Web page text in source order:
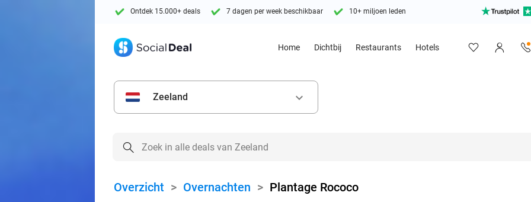
Ontdek 15.000+ deals 7 dagen per week beschikbaar 10+ miljoen leden
Home Dichtbij Restaurants Hotels
Zeeland keyboard_arrow_down
Overzicht > Overnachten > Plantage Rococo